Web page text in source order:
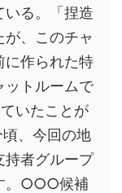
いる。「捏造
、このチャ
に作られた特
ットルームで
いたことが
、今回の地
持者グループ
。○○○候補